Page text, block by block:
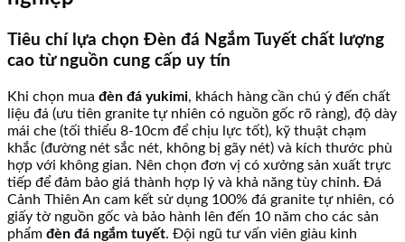
Tiêu chí lựa chọn Đèn đá Ngắm Tuyết chất lượng
cao từ nguồn cung cấp uy tín
Khi chọn mua đèn đá yukimi, khách hàng cần chú ý đến chất
liệu đá (ưu tiên granite tự nhiên có nguồn gốc rõ ràng), độ dày
mái che (tối thiểu 8-10cm để chịu lực tốt), kỹ thuật chạm
khắc (đường nét sắc nét, không bị gãy nét) và kích thước phù
hợp với không gian. Nên chọn đơn vị có xưởng sản xuất trực
tiếp để đảm bảo giá thành hợp lý và khả năng tùy chỉnh. Đá
Cảnh Thiên An cam kết sử dụng 100% đá granite tự nhiên, có
giấy tờ nguồn gốc và bảo hành lên đến 10 năm cho các sản
phẩm đèn đá ngắm tuyết. Đội ngũ tư vấn viên giàu kinh